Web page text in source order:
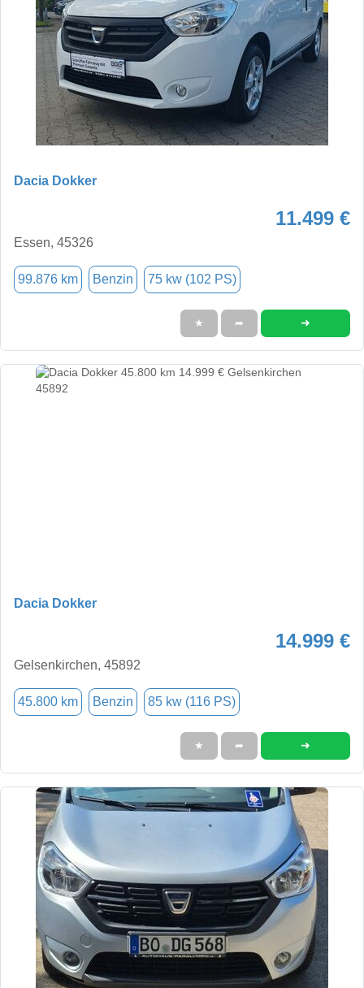
Dacia Dokker
11.499 €
Essen, 45326
99.876 km Benzin 75 kw (102 PS)
★ ➦ ➜
Dacia Dokker
14.999 €
Gelsenkirchen, 45892
45.800 km Benzin 85 kw (116 PS)
★ ➦ ➜